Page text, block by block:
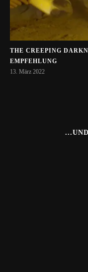
THE CREEPING
EMPFEHLUNG
13. März 2022